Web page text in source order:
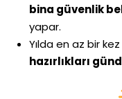
bina güvenlik
yapar.
Yılda en az bir kez
hazırlıkları